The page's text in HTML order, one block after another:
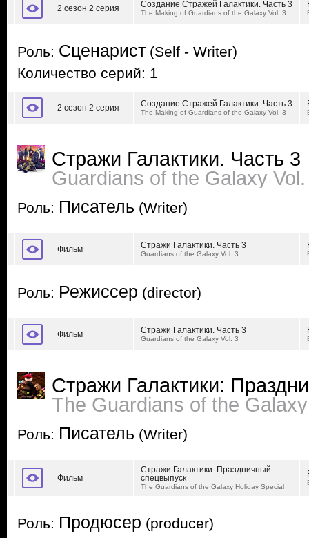
2 сезон 2 серия Создание Стражей Галактики. Часть 3
The Making of Guardians of the Galaxy Vol. 3
Роль: Сценарист (Self - Writer)
Количество серий: 1
2 сезон 2 серия Создание Стражей Галактики. Часть 3
The Making of Guardians of the Galaxy Vol. 3
Стражи Галактики. Часть 3
Guardians of the Galaxy
Роль: Писатель (Writer)
Фильм Стражи Галактики. Часть 3
Guardians of the Galaxy Vol. 3
Роль: Режиссер (director)
Фильм Стражи Галактики. Часть 3
Guardians of the Galaxy Vol. 3
Стражи Галактики:
The Guardians of the
Роль: Писатель (Writer)
Фильм
Стражи Галактики: Праздничный
спецвыпуск
The Guardians of the Galaxy Holiday Special
Роль: Продюсер (producer)